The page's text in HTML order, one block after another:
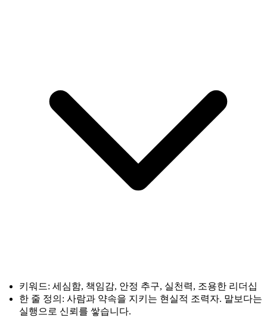
키워드: 세심함, 책임감, 안정 추구, 실천력, 조용한 리더십
한 줄 정의: 사람과 약속을 지키는 현실적 조력자. 말보다는
실행으로 신뢰를 쌓습니다.